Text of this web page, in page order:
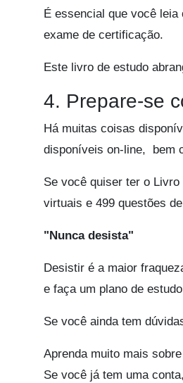
É essencial que você leia
exame de certificação.
Este livro de estudo
4. Prepare-se
Há muitas coisas
disponíveis on-line, bem
Se você quiser ter o
virtuais e 499 questões
"Nunca desista"
Desistir é a maior
e faça um plano de
Se você ainda tem
Aprenda muito mais
Se você já tem uma